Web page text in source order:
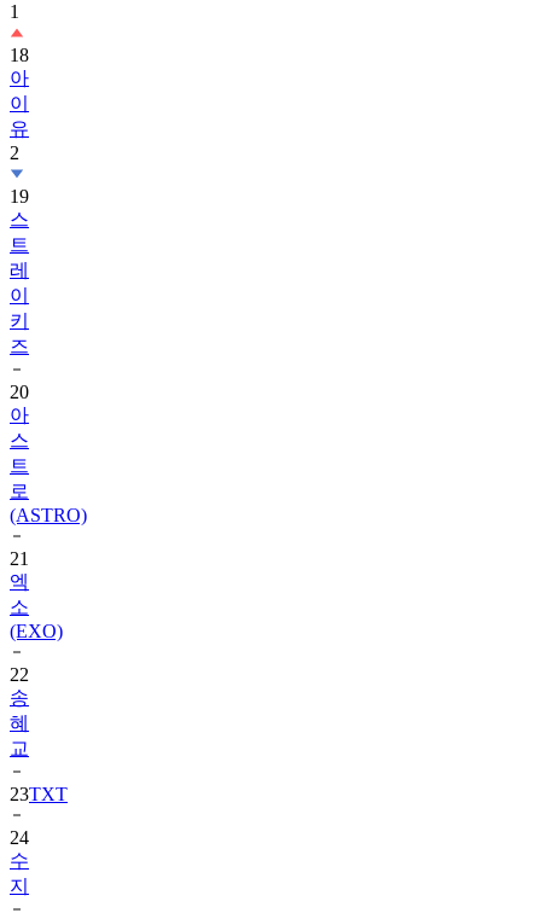
1
18
아
이
유
2
19
스
트
레
이
키
즈
20
아
스
트
로
(ASTRO)
21
엑
소
(EXO)
22
송
혜
교
23TXT
24
수
지